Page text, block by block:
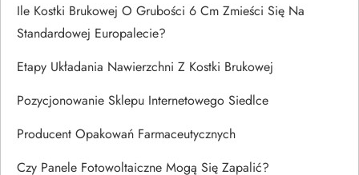
Ile Kostki Brukowej O Grubości 6 Cm Zmieści Się Na
Standardowej Europalecie?
Etapy Układania Nawierzchni Z Kostki Brukowej
Pozycjonowanie Sklepu Internetowego Siedlce
Producent Opakowań Farmaceutycznych
Czy Panele Fotowoltaiczne Mogą Się Zapalić?